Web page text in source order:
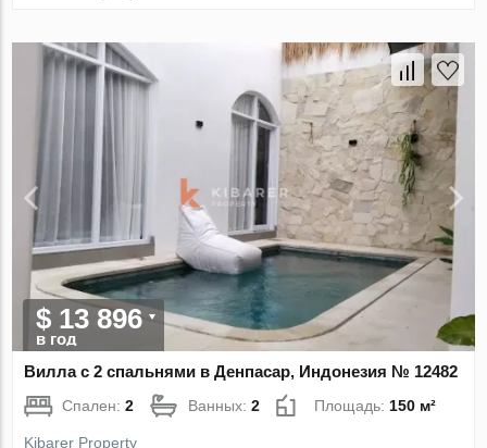
$ 13 896
в год
Вилла с 2 спальнями в Денпасар, Индонезия № 12482
Спален:2 Ванных:2 Площадь: 150 м²
Kibarer Property